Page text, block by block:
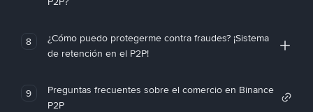
8
¿Cómo puedo protegerme contra fraudes? ¡Sistema
de retención en el P2P!
9
Preguntas frecuentes sobre el comercio en Binance
P2P